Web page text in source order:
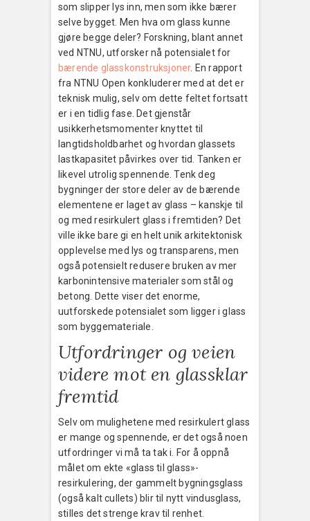
som slipper lys inn, men som ikke bærer
selve bygget. Men hva om glass kunne
gjøre begge deler? Forskning, blant annet
ved NTNU, utforsker nå potensialet for
bærende glasskonstruksjoner. En rapport
fra NTNU Open konkluderer med at det er
teknisk mulig, selv om dette feltet fortsatt
er i en tidlig fase. Det gjenstår
usikkerhetsmomenter knyttet til
langtidsholdbarhet og hvordan glassets
lastkapasitet påvirkes over tid. Tanken er
likevel utrolig spennende. Tenk deg
bygninger der store deler av de bærende
elementene er laget av glass – kanskje til
og med resirkulert glass i fremtiden? Det
ville ikke bare gi en helt unik arkitektonisk
opplevelse med lys og transparens, men
også potensielt redusere bruken av mer
karbonintensive materialer som stål og
betong. Dette viser det enorme,
uutforskede potensialet som ligger i glass
som byggemateriale.
Utfordringer og veien
videre mot en glassklar
fremtid
Selv om mulighetene med resirkulert glass
er mange og spennende, er det også noen
utfordringer vi må ta tak i. For å oppnå
målet om ekte «glass til glass»-
resirkulering, der gammelt bygningsglass
(også kalt cullets) blir til nytt vindusglass,
stilles det strenge krav til renhet.